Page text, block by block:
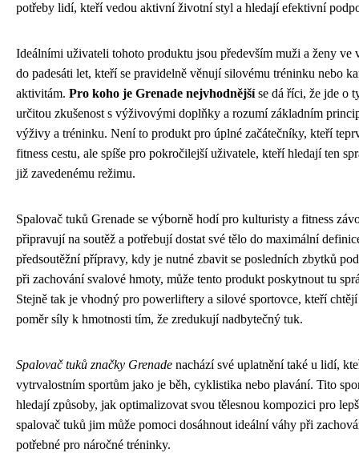
potřeby lidí, kteří vedou aktivní životní styl a hledají efektivní
Ideálními uživateli tohoto produktu jsou především muži a ženy ve
do padesáti let, kteří se pravidelně věnují silovému tréninku nebo
aktivitám. Pro koho je Grenade nejvhodnějšíse dá říci, že jde o
určitou zkušenost s výživovými doplňky a rozumí základním
výživy a tréninku. Není to produkt pro úplné začátečníky, kteří
fitness cestu, ale spíše pro pokročilejší uživatele, kteří hledají ten
již zavedenému režimu.
Spalovač tuků Grenade se výborně hodí pro kulturisty a fitness
připravují na soutěž a potřebují dostat své tělo do maximální
předsoutěžní přípravy, kdy je nutné zbavit se posledních zbytků
při zachování svalové hmoty, může tento produkt poskytnout tu
Stejně tak je vhodný pro powerliftery a silové sportovce, kteří
poměr síly k hmotnosti tím, že zredukují nadbytečný tuk.
Spalovač tuků značky Grenade nachází své uplatnění také u lidí,
vytrvalostním sportům jako je běh, cyklistika nebo plavání. Tito
hledají způsoby, jak optimalizovat svou tělesnou kompozici pro
spalovač tuků jim může pomoci dosáhnout ideální váhy při
potřebné pro náročné tréninky.